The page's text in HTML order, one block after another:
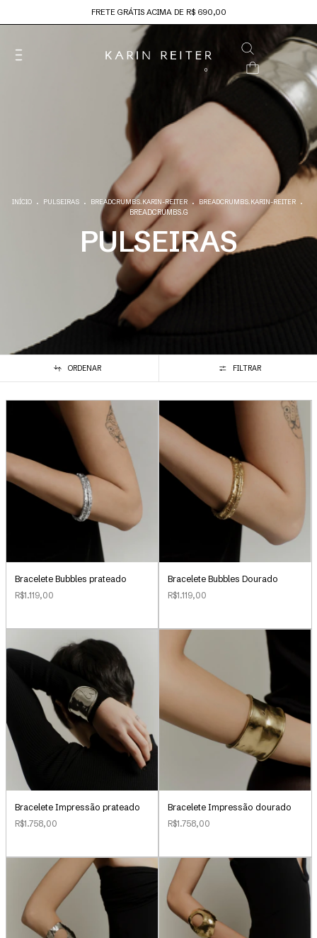
FRETE GRÁTIS ACIMA DE R$ 690,00
0
INÍCIO . PULSEIRAS . BREADCRUMBS.KARIN-REITER . BREADCRUMBS.KARIN-REITER .
BREADCRUMBS.G
PULSEIRAS
ORDENAR FILTRAR
Bracelete Bubbles prateado
R$1.119,00
Bracelete Bubbles Dourado
R$1.119,00
Bracelete Impressão prateado
R$1.758,00
Bracelete Impressão dourado
R$1.758,00